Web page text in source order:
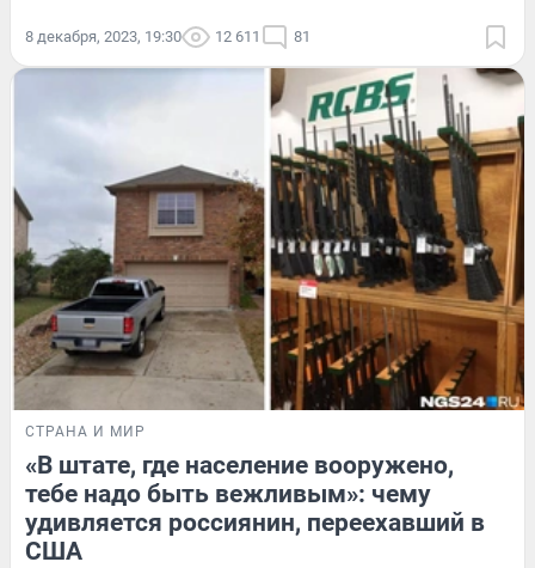
8 декабря, 2023, 19:30 12 611 81
СТРАНА И МИР
«В штате, где население вооружено,
тебе надо быть вежливым»: чему
удивляется россиянин, переехавший в
США